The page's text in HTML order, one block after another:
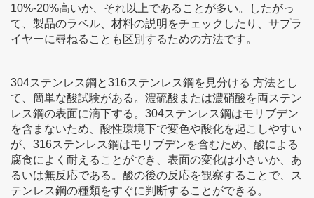
10%-20%高いか、それ以上であることが多い。したがっ
て、製品のラベル、材料の説明をチェックしたり、サプラ
イヤーに尋ねることも区別するための方法です。
304ステンレス鋼と316ステンレス鋼を見分ける 方法とし
て、簡単な酸試験がある。濃硫酸または濃硝酸を両ステン
レス鋼の表面に滴下する。304ステンレス鋼はモリブデン
を含まないため、酸性環境下で変色や酸化を起こしやすい
が、316ステンレス鋼はモリブデンを含むため、酸による
腐食によく耐えることができ、表面の変化は小さいか、あ
るいは無反応である。酸の後の反応を観察することで、ス
テンレス鋼の種類をすぐに判断することができる。